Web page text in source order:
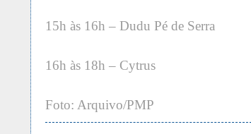
15h às 16h – Dudu Pé de Serra
16h às 18h – Cytrus
Foto: Arquivo/PMP